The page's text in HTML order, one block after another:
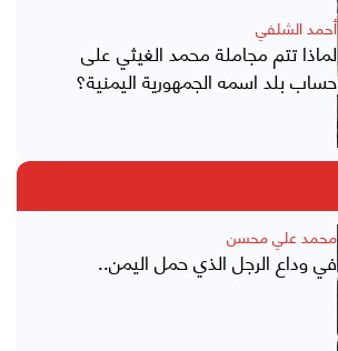
أحمد الشلفي
لماذا تتم مجاملة محمد الغيثي على
حساب بلد اسمه الجمهورية اليمنية؟
محمد علي محسن
في وداع الرجل الذي حمل اليمن..